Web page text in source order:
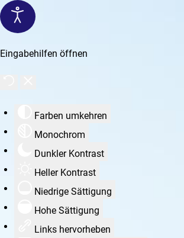
Eingabehilfen öffnen
Farben umkehren
Monochrom
Dunkler Kontrast
Heller Kontrast
Niedrige Sättigung
Hohe Sättigung
Links hervorheben